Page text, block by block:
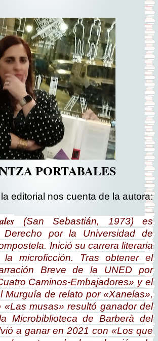
PORTABALES
editorial nos cuenta de la autora:
(San Sebastián, 1973) es
Derecho por la Universidad de
Inició su carrera literaria
microficción. Tras obtener el
Breve de la UNED por
Caminos-Embajadores» y el
Murguía de relato por «Xanelas»,
«Las musas» resultó ganador del
Microbiblioteca de Barberà del
a ganar en 2021 con «Los que